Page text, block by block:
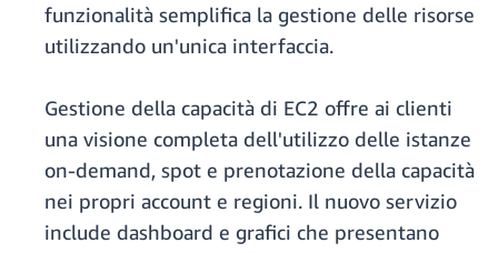
funzionalità semplifica la gestione delle risorse
utilizzando un'unica interfaccia.
Gestione della capacità di EC2 offre ai clienti
una visione completa dell'utilizzo delle istanze
on-demand, spot e prenotazione della capacità
nei propri account e regioni. Il nuovo servizio
include dashboard e grafici che presentano